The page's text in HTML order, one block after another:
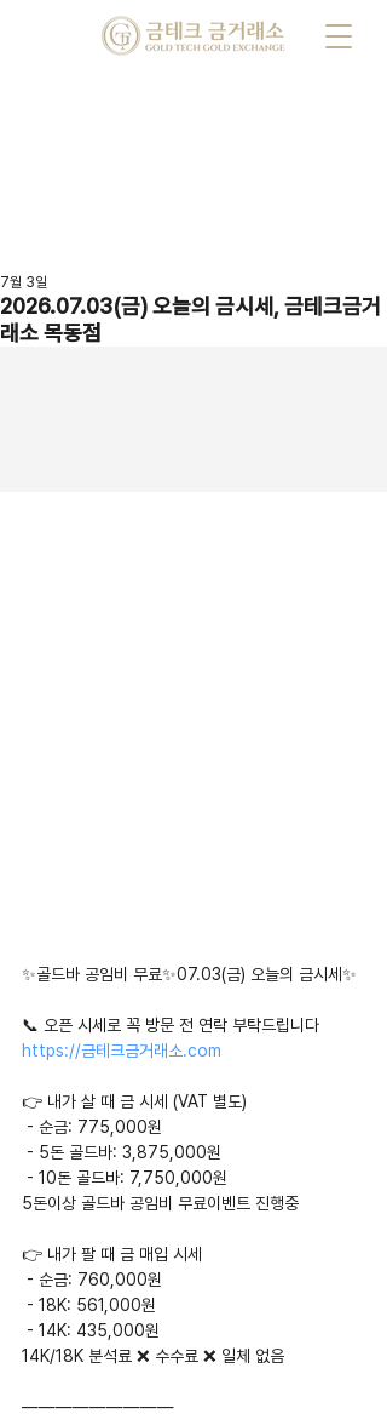
2026.07.03(금) 오늘의 금시세, 금테크금거
래소 목동점
7월 3일
✨골드바 공임비 무료✨07.03(금) 오늘의 금시세✨
📞 오픈 시세로 꼭 방문 전 연락 부탁드립니다
https://금테크금거래소.com
👉 내가 살 때 금 시세 (VAT 별도)
- 순금: 775,000원
- 5돈 골드바: 3,875,000원
- 10돈 골드바: 7,750,000원
5돈이상 골드바 공임비 무료이벤트 진행중
👉 내가 팔 때 금 매입 시세
- 순금: 760,000원
- 18K: 561,000원
- 14K: 435,000원
14K/18K 분석료 ❌ 수수료 ❌ 일체 없음
—————————